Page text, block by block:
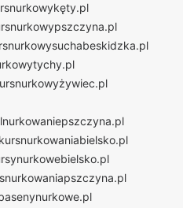
kursnurkowaniabielsko.pl